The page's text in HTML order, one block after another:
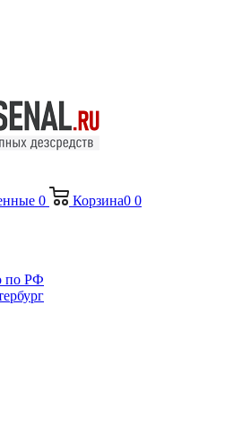
0 Корзина0 0
по РФ